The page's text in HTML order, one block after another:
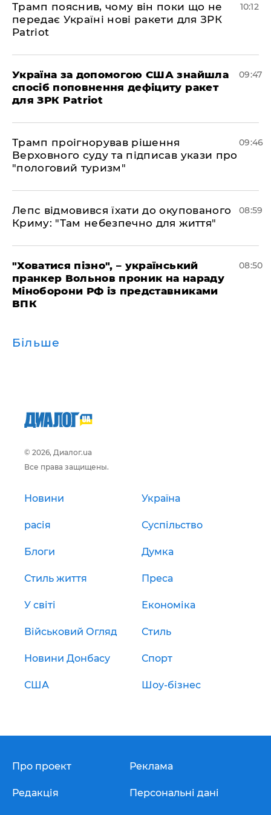
Трамп пояснив, чому він поки що не
передає Україні нові ракети для ЗРК
Patriot
10:12
Україна за допомогою США знайшла
спосіб поповнення дефіциту ракет
для ЗРК Patriot
09:47
Трамп проігнорував рішення
Верховного суду та підписав укази про
"пологовий туризм"
09:46
Лепс відмовився їхати до окупованого
Криму: "Там небезпечно для життя"
08:59
"Ховатися пізно", – український
пранкер Вольнов проник на нараду
Міноборони РФ із представниками
ВПК
08:50
Більше
© 2026, Диалог.ua
Все права защищены.
Новини Україна
расія Суспільство
Блоги Думка
Стиль життя Преса
У світі Економіка
Військовий Огляд Стиль
Новини Донбасу Спорт
США Шоу-бізнес
Про проект
Редакція
Реклама
Персональні дані